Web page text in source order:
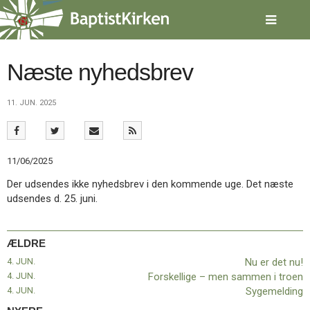
Spring
menu
over
gå
tilbage
forsiden
2.0:
Nyheder
3.0:
Kalender
4.0:
Inspiration
7.0:
Om
8.0:
Kontakt
9.0:
Forside
Næste nyhedsbrev
11. JUN. 2025
11/06/2025
Der udsendes ikke nyhedsbrev i den kommende uge. Det næste
udsendes d. 25. juni.
ÆLDRE
4. JUN. Nu er det nu!
4. JUN. Forskellige – men sammen i troen
4. JUN. Sygemelding